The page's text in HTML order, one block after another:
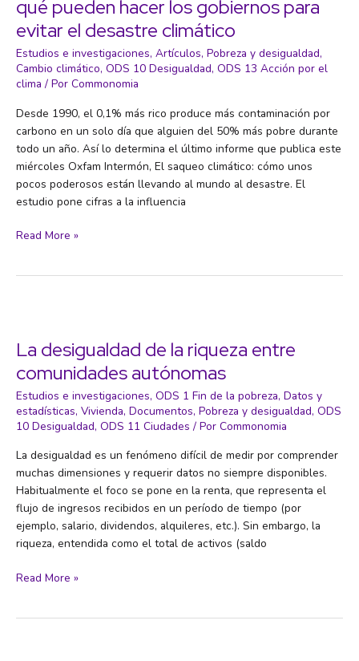
la
nueva
cultura
política?
qué pueden hacer los gobiernos para
evitar el desastre climático
Estudios e investigaciones, Artículos, Pobreza y desigualdad,
Cambio climático, ODS 10 Desigualdad, ODS 13 Acción por el
clima / Por Commonomia
Desde 1990, el 0,1% más rico produce más contaminación por
carbono en un solo día que alguien del 50% más pobre durante
todo un año. Así lo determina el último informe que publica este
miércoles Oxfam Intermón, El saqueo climático: cómo unos
pocos poderosos están llevando al mundo al desastre. El
estudio pone cifras a la influencia
Cómo
y
qué
pueden
hacer
los
gobiernos
evitar
el
desastre
climático
Read More »
La desigualdad de la riqueza entre
comunidades autónomas
Estudios e investigaciones, ODS 1 Fin de la pobreza, Datos y
estadísticas, Vivienda, Documentos, Pobreza y desigualdad, ODS
10 Desigualdad, ODS 11 Ciudades / Por Commonomia
La desigualdad es un fenómeno difícil de medir por comprender
muchas dimensiones y requerir datos no siempre disponibles.
Habitualmente el foco se pone en la renta, que representa el
flujo de ingresos recibidos en un período de tiempo (por
ejemplo, salario, dividendos, alquileres, etc.). Sin embargo, la
riqueza, entendida como el total de activos (saldo
La
Read More »